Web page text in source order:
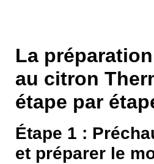
La
au citron
étape par
Étape 1 :
et préparer le